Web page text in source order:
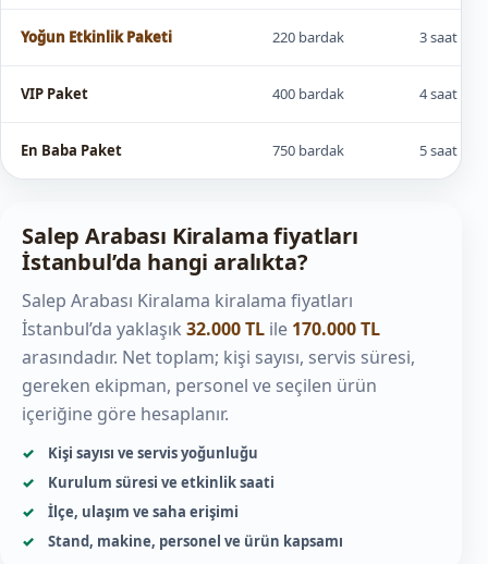
Yoğun Etkinlik Paketi 220 bardak 3 saat
VIP Paket 400 bardak 4 saat
En Baba Paket 750 bardak 5 saat
Salep Arabası Kiralama fiyatları
İstanbul’da hangi aralıkta?
Salep Arabası Kiralama kiralama fiyatları
İstanbul’da yaklaşık 32.000 TL ile 170.000 TL
arasındadır. Net toplam; kişi sayısı, servis süresi,
gereken ekipman, personel ve seçilen ürün
içeriğine göre hesaplanır.
Kişi sayısı ve servis yoğunluğu
Kurulum süresi ve etkinlik saati
İlçe, ulaşım ve saha erişimi
Stand, makine, personel ve ürün kapsamı